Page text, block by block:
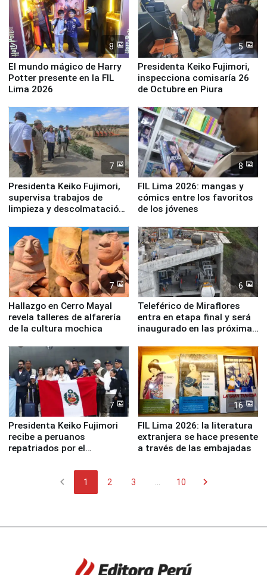
8
El mundo mágico de Harry
Potter presente en la FIL
Lima 2026
5
Presidenta Keiko Fujimori,
inspecciona comisaría 26
de Octubre en Piura
7
Presidenta Keiko Fujimori,
supervisa trabajos de
limpieza y descolmatación
8
FIL Lima 2026: mangas y
cómics entre los favoritos
de los jóvenes
7
Hallazgo en Cerro Mayal
revela talleres de alfarería
de la cultura mochica
6
Teleférico de Miraflores
entra en etapa final y será
inaugurado en las próximas
7
Presidenta Keiko Fujimori
recibe a peruanos
repatriados por el
16
FIL Lima 2026: la literatura
extranjera se hace presente
a través de las embajadas
chevron_left 1 2 3 10 chevron_right